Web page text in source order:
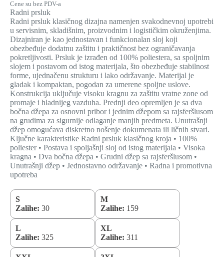
Cene su bez PDV-a
Radni prsluk
Radni prsluk klasičnog dizajna namenjen svakodnevnoj upotrebi
u servisnim, skladišnim, proizvodnim i logističkim okruženjima.
Dizajniran je kao jednostavan i funkcionalan sloj koji
obezbeđuje dodatnu zaštitu i praktičnost bez ograničavanja
pokretljivosti. Prsluk je izrađen od 100% poliestera, sa spoljnim
slojem i postavom od istog materijala, što obezbeđuje stabilnost
forme, ujednačenu strukturu i lako održavanje. Materijal je
gladak i kompaktan, pogodan za umerene spoljne uslove.
Konstrukcija uključuje visoku kragnu za zaštitu vratne zone od
promaje i hladnijeg vazduha. Prednji deo opremljen je sa dva
bočna džepa za osnovni pribor i jednim džepom sa rajsferšlusom
na grudima za sigurnije odlaganje manjih predmeta. Unutrašnji
džep omogućava diskretno nošenje dokumenata ili ličnih stvari.
Ključne karakteristike Radni prsluk klasičnog kroja • 100%
poliester • Postava i spoljašnji sloj od istog materijala • Visoka
kragna • Dva bočna džepa • Grudni džep sa rajsferšlusom •
Unutrašnji džep • Jednostavno održavanje • Radna i promotivna
upotreba
S
Zalihe: 30
M
Zalihe: 159
L
Zalihe: 325
XL
Zalihe: 311